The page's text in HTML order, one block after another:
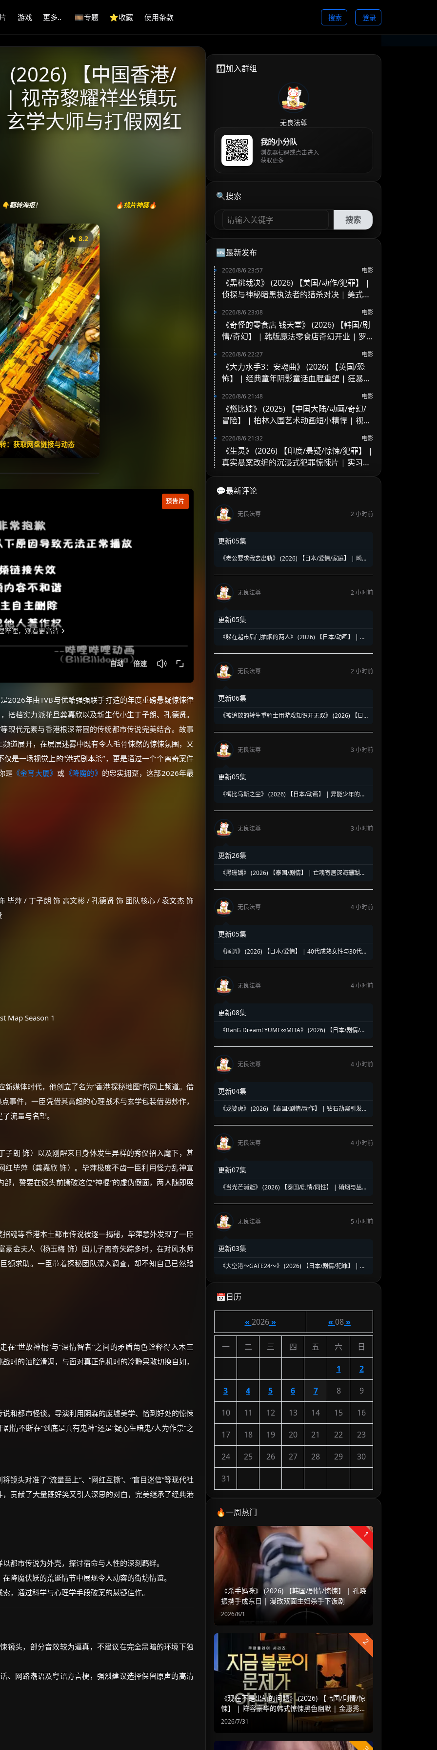
游戏 更多.. 🎞️专题 ⭐️收藏 使用条款 搜索 登录
(2026) 【中国香港/
视帝黎耀祥坐镇玩
学大师与打假网红
👇翻转海报！ 🔥找片神器🔥
⭐️ 8.2
：获取网盘链接与动态
《香港探秘地图》
：8.2 | 🎬 2026年
✅ 已完结
夸克网盘
百度网盘
失效请反馈
🧧️
预告片
2026年由TVB与优酷强强联手打造的年度重磅悬疑惊悚律
搭档实力派花旦龚嘉欣以及新生代小生丁子朗、孔德贤。
现代元素与香港根深蒂固的传统都市传说完美结合。故事
道展开，在层层迷雾中既有令人毛骨悚然的惊悚氛围，又
是一场视觉上的“港式剧本杀”，更是通过一个个离奇案件
是 《金宵大厦》 或 《降魔的》 的忠实拥趸，这部2026年最
毕萍 / 丁子朗 饰 高文彬 / 孔德贤 饰 团队核心 / 袁文杰 饰
Map Season 1
媒体时代，他创立了名为“香港探秘地图”的网上频道。借
事件，一臣凭借其高超的心理战术与玄学包装借势炒作，
流量与名望。
子朗 饰）以及刚醒来且身体发生异样的秀仪招入麾下，甚
毕萍（龚嘉欣 饰）。毕萍极度不齿一臣利用怪力乱神宣
，誓要在镜头前撕破这位“神棍”的虚伪假面，两人随即展
魂等香港本土都市传说被逐一揭秘，毕萍意外发现了一臣
豪金夫人（杨玉梅 饰）因儿子离奇失踪多时，在对风水师
额求助。一臣带着探秘团队深入调查，却不知自己已然踏
“世故神棍”与“深情智者”之间的矛盾角色诠释得入木三
时的油腔滑调，与面对真正危机时的冷静果敢切换自如，
和都市怪谈。导演利用阴森的废墟美学、恰到好处的惊悚
情不断在“到底是真有鬼神”还是“疑心生暗鬼/人为作祟”之
镜头对准了“流量至上”、“网红互撕”、“盲目迷信”等现代社
贡献了大量既好笑又引人深思的对白，完美继承了经典港
都市传说为外壳，探讨宿命与人性的深刻羁绊。
降魔伏妖的荒诞情节中展现令人动容的街坊情谊。
，通过科学与心理学手段破案的悬疑佳作。
镜头，部分音效较为逼真，不建议在完全黑暗的环境下独
、网路潮语及粤语方言梗，强烈建议选择保留原声的高清
👨‍👩‍👧‍👦加入群组
无良法尊
我的小分队
浏览器扫码或点击进入
获取更多
🔍搜索
搜索
🆕最新发布
2026/8/6 23:57 电影
《黑桃裁决》 (2026) 【美国/动作/犯罪】 |
侦探与神秘暗黑执法者的猎杀对决 | 美式B
2026/8/6 23:08 电影
《奇怪的零食店 钱天堂》 (2026) 【韩国/剧
情/奇幻】 | 韩版魔法零食店奇幻开业 | 罗
2026/8/6 22:27 电影
《大力水手3：安魂曲》 (2026) 【英国/恐
怖】 | 经典童年阴影童话血腥重塑 | 狂暴波
2026/8/6 21:48 电影
《燃比娃》 (2025) 【中国大陆/动画/奇幻/
冒险】 | 柏林入围艺术动画短小精悍 | 视觉
2026/8/6 21:32 电影
《生灵》 (2026) 【印度/悬疑/惊悚/犯罪】 |
真实悬案改编的沉浸式犯罪惊悚片 | 实习警
💬最新评论
无良法尊 2 小时前
更新05集
《老公要求我去出轨》 (2026) 【日本/爱情/家庭】 | 畸形
马
无良法尊
2 小时前
更新05集
《躲在超市后门抽烟的两人》 (2026) 【日本/动画】 | 超
爱漫改神作
无良法尊
2 小时前
更新06集
《被追放的转生重骑士用游戏知识开无双》 (2026) 【日
界爽番
无良法尊
3 小时前
更新05集
《梅比乌斯之尘》 (2026) 【日本/动画】 | 异能少年的莫
无良法尊 3 小时前
更新26集
《黑珊瑚》 (2026) 【泰国/剧情】 | 亡魂寄居深海珊瑚的
无良法尊 4 小时前
更新05集
《尾调》 (2026) 【日本/爱情】 | 40代成熟女性与30代压
无良法尊 4 小时前
更新08集
《BanG Dream! YUME∞MITA》 (2026) 【日本/剧情/动
少女成长物语
无良法尊
4 小时前
更新04集
《龙婆虎》 (2026) 【泰国/剧情/动作】 | 钻石劫案引发的
无良法尊 4 小时前
更新07集
《当光芒消逝》 (2026) 【泰国/剧情/同性】 | 硝烟与丛林
无良法尊 5 小时前
更新03集
《大空港～GATE24～》 (2026) 【日本/剧情/犯罪】 | 机
📅日历
« 2026» « 08»
一 二 三 四 五 六 日
1 2
3 4 5 6 7 8 9
10 11 12 13 14 15 16
17 18 19 20 21 22 23
24 25 26 27 28 29 30
31
🔥一周热门
1
《杀手妈咪》 (2026) 【韩国/剧情/惊悚】 | 孔晓
振携手成东日 | 漫改双面主妇杀手下饭剧
2026/8/1
2
《现在不是出轨的问题》 (2026) 【韩国/剧情/惊
悚】 | 阵容豪华的韩式惊悚黑色幽默 | 金惠秀 x
赵汝贞强强联手
2026/7/31
⚡ 前往【大淘客】领红包